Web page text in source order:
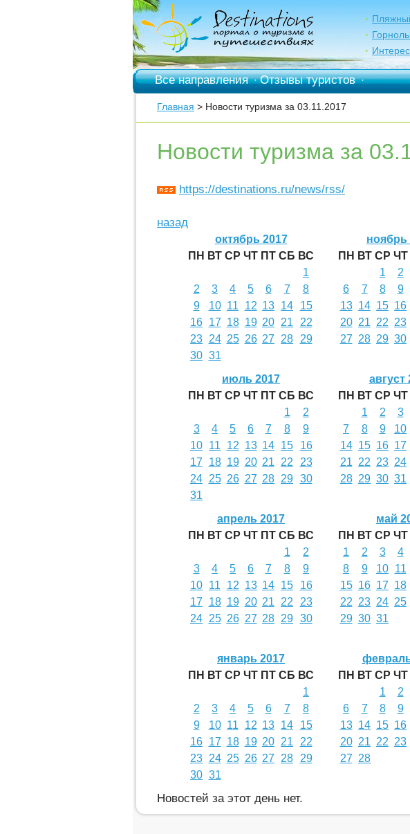
Все направления·Отзывы туристов·
Главная > Новости туризма за 03.11.2017
Новости туризма за
https://destinations.ru/news/rss/
назад
октябрь 2017
ПН ВТ СР ЧТ ПТ СБ ВС
1
2
3 4 5 6 7
8
9
10 11 12 13 14
15
16 17 18 19 20 21
22
23 24 25 26 27 28
29
30 31
ноябрь
ПН ВТ СР ЧТ
1
2
6
7 8 9
13 14 15 16
20 21 22 23
27 28 29 30
июль 2017
ПН ВТ СР ЧТ ПТ СБ ВС
1
2
3
4 5 6 7 8
9
10 11 12 13 14 15
16
17
18 19 20 21 22
23
24 25 26 27 28 29 30
31
август
ПН ВТ СР ЧТ
1
2 3
7
8 9 10
14 15 16 17
21 22 23 24
28 29 30 31
апрель 2017
ПН ВТ СР ЧТ ПТ СБ ВС
1
2
3
4 5 6 7 8
9
10 11 12 13 14 15
16
17
18 19 20 21 22
23
24 25 26 27 28 29 30
май
ПН ВТ СР ЧТ
1
2 3 4
8
9 10 11
15 16 17 18
22 23 24 25
29 30 31
январь 2017
ПН ВТ СР ЧТ ПТ СБ ВС
1
2
3 4 5 6 7
8
9
10 11 12 13 14
15
16 17 18 19 20 21
22
23 24 25 26 27 28
29
30 31
ПН ВТ СР ЧТ
1
2
6
7 8 9
13 14 15 16
20 21 22 23
27 28
Новостей за этот день нет.